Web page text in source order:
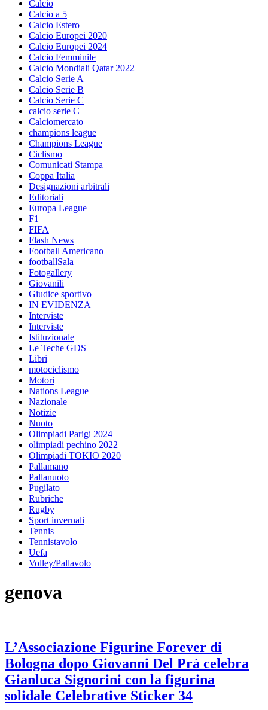
Calcio
Calcio a 5
Calcio Estero
Calcio Europei 2020
Calcio Europei 2024
Calcio Femminile
Calcio Mondiali Qatar 2022
Calcio Serie A
Calcio Serie B
Calcio Serie C
calcio serie C
Calciomercato
champions league
Champions League
Ciclismo
Comunicati Stampa
Coppa Italia
Designazioni arbitrali
Editoriali
Europa League
F1
FIFA
Flash News
Football Americano
footballSala
Fotogallery
Giovanili
Giudice sportivo
IN EVIDENZA
Interviste
Interviste
Istituzionale
Le Teche GDS
Libri
motociclismo
Motori
Nations League
Nazionale
Notizie
Nuoto
Olimpiadi Parigi 2024
olimpiadi pechino 2022
Olimpiadi TOKIO 2020
Pallamano
Pallanuoto
Pugilato
Rubriche
Rugby
Sport invernali
Tennis
Tennistavolo
Uefa
Volley/Pallavolo
genova
L’Associazione Figurine Forever di
Bologna dopo Giovanni Del Prà celebra
Gianluca Signorini con la figurina
solidale Celebrative Sticker 34